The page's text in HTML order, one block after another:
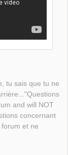
tu sais que tu ne
and will NOT
concernant
et ne